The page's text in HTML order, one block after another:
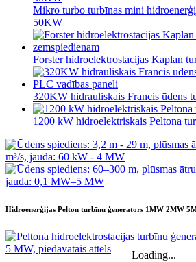
Mikro turbo turbīnas mini
50KW
Forster hidroelektrostacijas Kaplan
320KW hidrauliskais Francis ūdens
1200 kW hidroelektriskais Peltona
Hidroenerģijas Pelton turbīnu ģenerators 1MW 2MW
Loading...